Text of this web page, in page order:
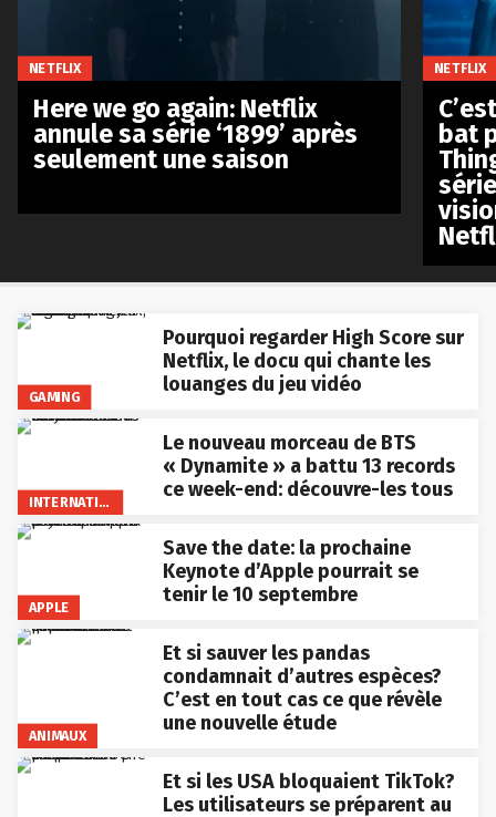
GAMING
Pourquoi regarder High Score sur
Netflix, le docu qui chante les
louanges du jeu vidéo
INTERNATIONAL
Le nouveau morceau de BTS
« Dynamite » a battu 13 records
ce week-end: découvre-les tous
APPLE
Save the date: la prochaine
Keynote d’Apple pourrait se
tenir le 10 septembre
ANIMAUX
Et si sauver les pandas
condamnait d’autres espèces?
C’est en tout cas ce que révèle
une nouvelle étude
Et si les USA bloquaient TikTok?
Les utilisateurs se préparent au
NETFLIX
Here we go again: Netflix
annule sa série ‘1899’ après
seulement une saison
NETFLIX
bat